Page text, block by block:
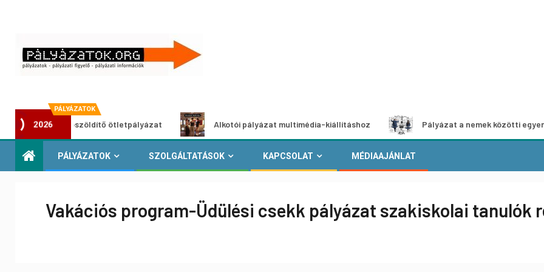
PÁLYÁZATOK
2026
Városzöldítő ötletpályázat Alkotói pályázat multimédia-kiállításhoz Pályázat a nemek közötti egyenlőség
PÁLYÁZATOK SZOLGÁLTATÁSOK KAPCSOLAT MÉDIAAJÁNLAT
Vakációs program-Üdülési csekk pályázat szakiskolai tanulók